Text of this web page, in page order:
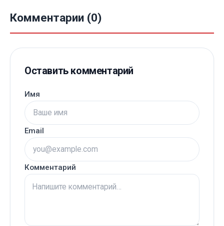
Комментарии (0)
Оставить комментарий
Имя
Email
Комментарий